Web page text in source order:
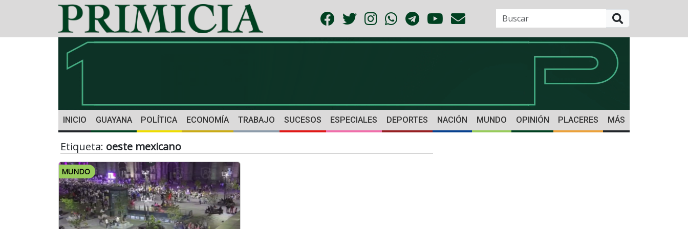
INICIO GUAYANA POLÍTICA ECONOMÍA TRABAJO SUCESOS ESPECIALES DEPORTES NACIÓN MUNDO OPINIÓN PLACERES MÁS
Etiqueta: oeste mexicano
MUNDO